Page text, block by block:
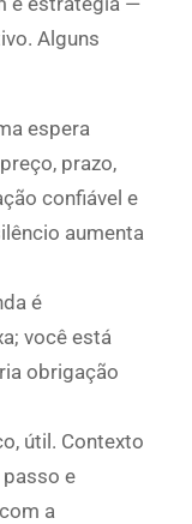
Alguns
espera
prazo,
confiável e
aumenta
é
você está
obrigação
útil. Contexto
e
a